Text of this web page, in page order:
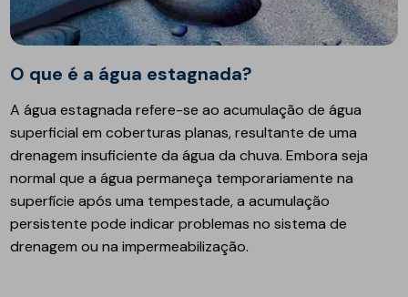
O que é a água estagnada?
A água estagnada refere-se ao acumulação de água
superficial em coberturas planas, resultante de uma
drenagem insuficiente da água da chuva. Embora seja
normal que a água permaneça temporariamente na
superfície após uma tempestade, a acumulação
persistente pode indicar problemas no sistema de
drenagem ou na impermeabilização.